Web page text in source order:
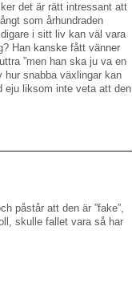
det är rätt intressant att
som århundraden
i sitt liv kan väl vara
Han kanske fått vänner
”men han ska ju va en
hur snabba växlingar kan
eju liksom inte veta att den
påstår att den är ”fake”,
skulle fallet vara så har